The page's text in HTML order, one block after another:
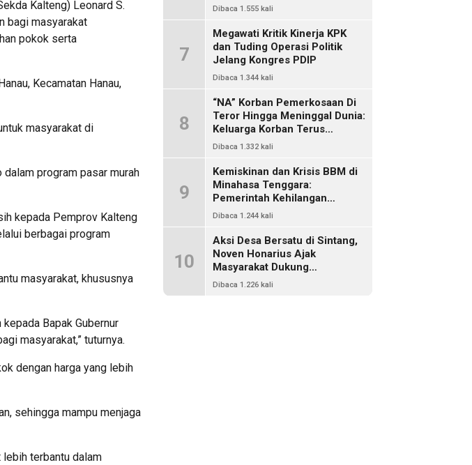
Kalteng) Leonard S.
bagi masyarakat
pokok serta
Kecamatan Hanau,
masyarakat di
program pasar murah
kepada Pemprov Kalteng
berbagai program
masyarakat, khususnya
Bapak Gubernur
masyarakat,” tuturnya.
dengan harga yang lebih
sehingga mampu menjaga
lebih terbantu dalam
Dikriminalisasi
Dibaca 1.555 kali
7
Megawati Kritik Kinerja KPK
dan Tuding Operasi Politik
Jelang Kongres PDIP
Dibaca 1.344 kali
8
“NA” Korban Pemerkosaan Di
Teror Hingga Meninggal Dunia:
Keluarga Korban Terus
Mencari Keadilan, Dimanakah
Dibaca 1.332 kali
9
Kemiskinan dan Krisis BBM di
Minahasa Tenggara:
Pemerintah Kehilangan
Kendali, DPRD Absen Dalam
Dibaca 1.244 kali
10
Aksi Desa Bersatu di Sintang,
Noven Honarius Ajak
Masyarakat Dukung
Pembebasan Kades Empanak
Dibaca 1.226 kali